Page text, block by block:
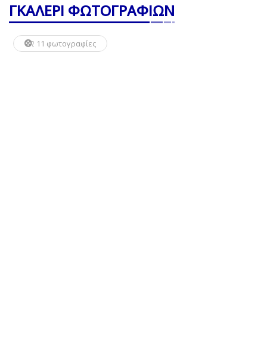
ΓΚΑΛΕΡΙ ΦΩΤΟΓΡΑΦΙΩΝ
11 φωτογραφίες